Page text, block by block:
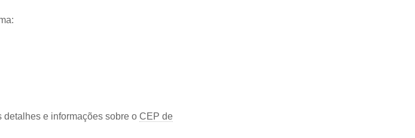
e informações sobre o CEP de